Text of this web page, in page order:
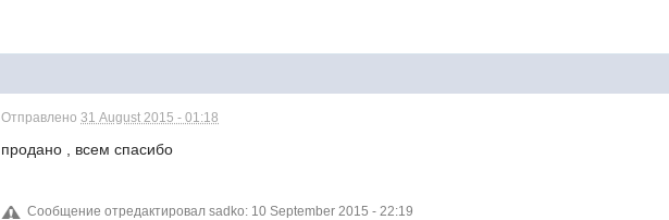
Отправлено31 August 2015 - 01:18
продано , всем спасибо
Сообщение отредактировал sadko: 10 September 2015 - 22:19